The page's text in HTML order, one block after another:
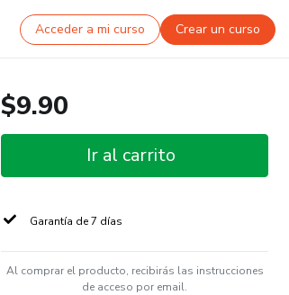
Acceder a mi curso Crear un curso
$9.90
Ir al carrito
Garantía de 7 días
Al comprar el producto, recibirás las instrucciones
de acceso por email.